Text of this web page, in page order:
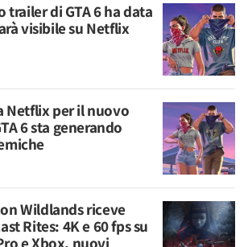
trailer di GTA 6 ha data
visibile su Netflix
Netflix per il nuovo
6 sta generando
Wildlands riceve
Rites: 4K e 60 fps su